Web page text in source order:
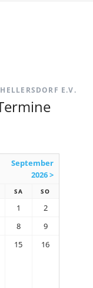
E.V.
September
2026 >
SA SO
1
2
8
9
15 16